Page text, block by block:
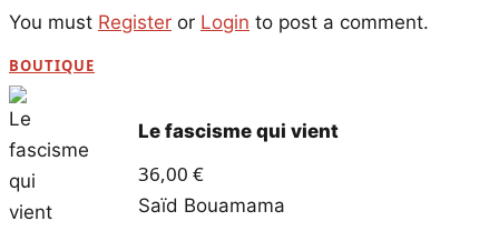
You must Register or Login to post a comment.
BOUTIQUE
Le fascisme qui vient
36,00 €
Saïd Bouamama